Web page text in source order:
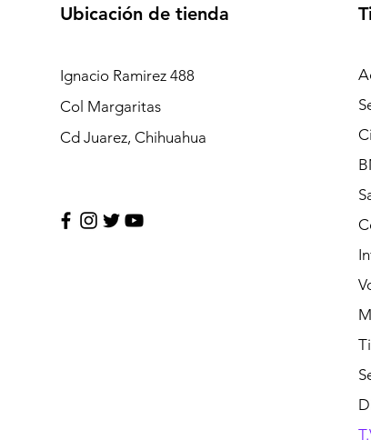
Ubicación de tienda
Ignacio Ramirez 488
Col Margaritas
Cd Juarez, Chihuahua